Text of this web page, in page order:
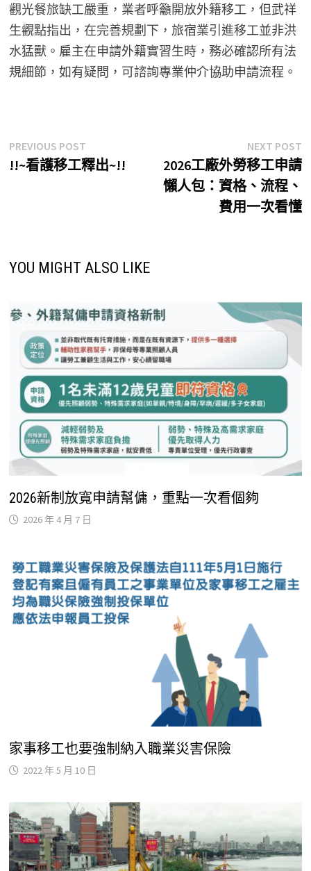
觀光餐旅缺工嚴重，業者呼籲開放外籍移工，但武祥
生觀點指出，在完善規劃下，旅宿業引進移工並非洪
水猛獸。雇主在申請外籍實習生時，務必確認所有法
規細節，如有疑問，可諮詢專業仲介協助申請流程。
文
章
PREVIOUS POSTPrevious
post:
!!~看護移工釋出~!!
NEXT POST
2026工廠外勞移工申請
懶人包：資格、流程、
費用一次看懂
YOU MIGHT ALSO LIKE
2026新制放寬申請幫傭，重點一次看個夠
2026 年 4 月 7 日
家事移工也要強制納入職業災害保險
2022 年 5 月 10 日